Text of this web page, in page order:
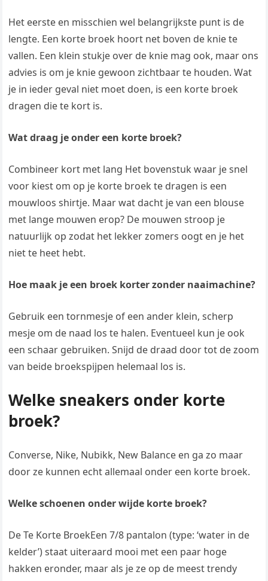
Het eerste en misschien wel belangrijkste punt is de
lengte. Een korte broek hoort net boven de knie te
vallen. Een klein stukje over de knie mag ook, maar ons
advies is om je knie gewoon zichtbaar te houden. Wat
je in ieder geval niet moet doen, is een korte broek
dragen die te kort is.
Wat draag je onder een korte broek?
Combineer kort met lang Het bovenstuk waar je snel
voor kiest om op je korte broek te dragen is een
mouwloos shirtje. Maar wat dacht je van een blouse
met lange mouwen erop? De mouwen stroop je
natuurlijk op zodat het lekker zomers oogt en je het
niet te heet hebt.
Hoe maak je een broek korter zonder naaimachine?
Gebruik een tornmesje of een ander klein, scherp
mesje om de naad los te halen. Eventueel kun je ook
een schaar gebruiken. Snijd de draad door tot de zoom
van beide broekspijpen helemaal los is.
Welke sneakers onder korte
broek?
Converse, Nike, Nubikk, New Balance en ga zo maar
door ze kunnen echt allemaal onder een korte broek.
Welke schoenen onder wijde korte broek?
De Te Korte BroekEen 7/8 pantalon (type: ‘water in de
kelder’) staat uiteraard mooi met een paar hoge
hakken eronder, maar als je ze op de meest trendy